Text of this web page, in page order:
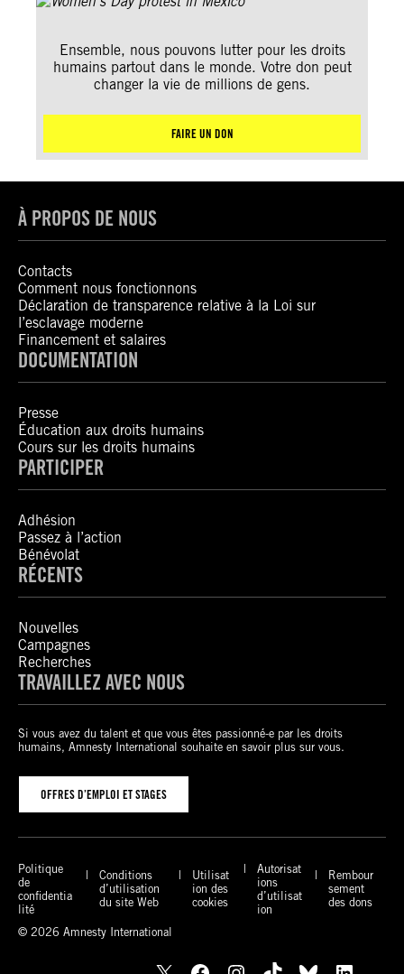
Ensemble, nous pouvons lutter pour les droits
humains partout dans le monde. Votre don peut
changer la vie de millions de gens.
FAIRE UN DON
À PROPOS DE NOUS
Contacts
Comment nous fonctionnons
Déclaration de transparence relative à la Loi sur
l’esclavage moderne
Financement et salaires
DOCUMENTATION
Presse
Éducation aux droits humains
Cours sur les droits humains
PARTICIPER
Adhésion
Passez à l’action
Bénévolat
RÉCENTS
Nouvelles
Campagnes
Recherches
TRAVAILLEZ AVEC NOUS
Si vous avez du talent et que vous êtes passionné-e par les droits
humains, Amnesty International souhaite en savoir plus sur vous.
OFFRES D’EMPLOI ET STAGES
Politique
de
confidentia
lité
Conditions
d’utilisation
du site Web
Utilisat
ion des
cookies
Autorisat
ions
d’utilisat
ion
Rembour
sement
des dons
© 2026 Amnesty International